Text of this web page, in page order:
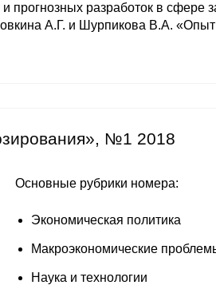
и прогнозных разработок в сфере
А.Г. и Шурпикова В.А.
№1 2018
Основные рубрики номера:
Экономическая политика
Макроэкономические
Наука и технологии